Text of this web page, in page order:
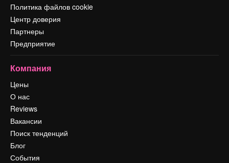
Политика файлов cookie
Центр доверия
Партнеры
Предприятие
Компания
Цены
О нас
Reviews
Вакансии
Поиск тенденций
Блог
События